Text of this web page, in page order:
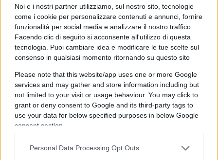
Noi e i nostri partner utilizziamo, sul nostro sito, tecnologie
come i cookie per personalizzare contenuti e annunci, fornire
funzionalità per social media e analizzare il nostro traffico.
Facendo clic di seguito si acconsente all'utilizzo di questa
tecnologia. Puoi cambiare idea e modificare le tue scelte sul
consenso in qualsiasi momento ritornando su questo sito
Please note that this website/app uses one or more Google
services and may gather and store information including but
not limited to your visit or usage behaviour. You may click to
grant or deny consent to Google and its third-party tags to
use your data for below specified purposes in below Google
consent section.
Personal Data Processing Opt Outs
collegato dal Qatar, è chedevono essere
sacrificati i palestinesidi Gaza per la sua guerra.
Il sacrificio umano (non del nemico ma del suo
popolo) è cioè un prerequisito essenziale e
necessario per la liberazione. Gaza è un carcere a
cielo aperto? Sì, lo è. E come ogni buon carcere ha
i suoi secondini. I suoi carcerieri. Questi sono i
signori della guerra diHamas.
Ed ora veniamo al punto. Il 7 ottobre quella
Non ha compiuto una rivendicazione territoriale.